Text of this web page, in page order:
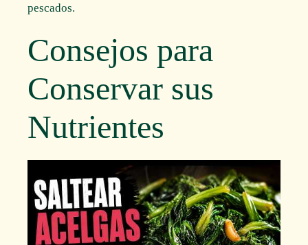
pescados.
Consejos para
Conservar sus
Nutrientes